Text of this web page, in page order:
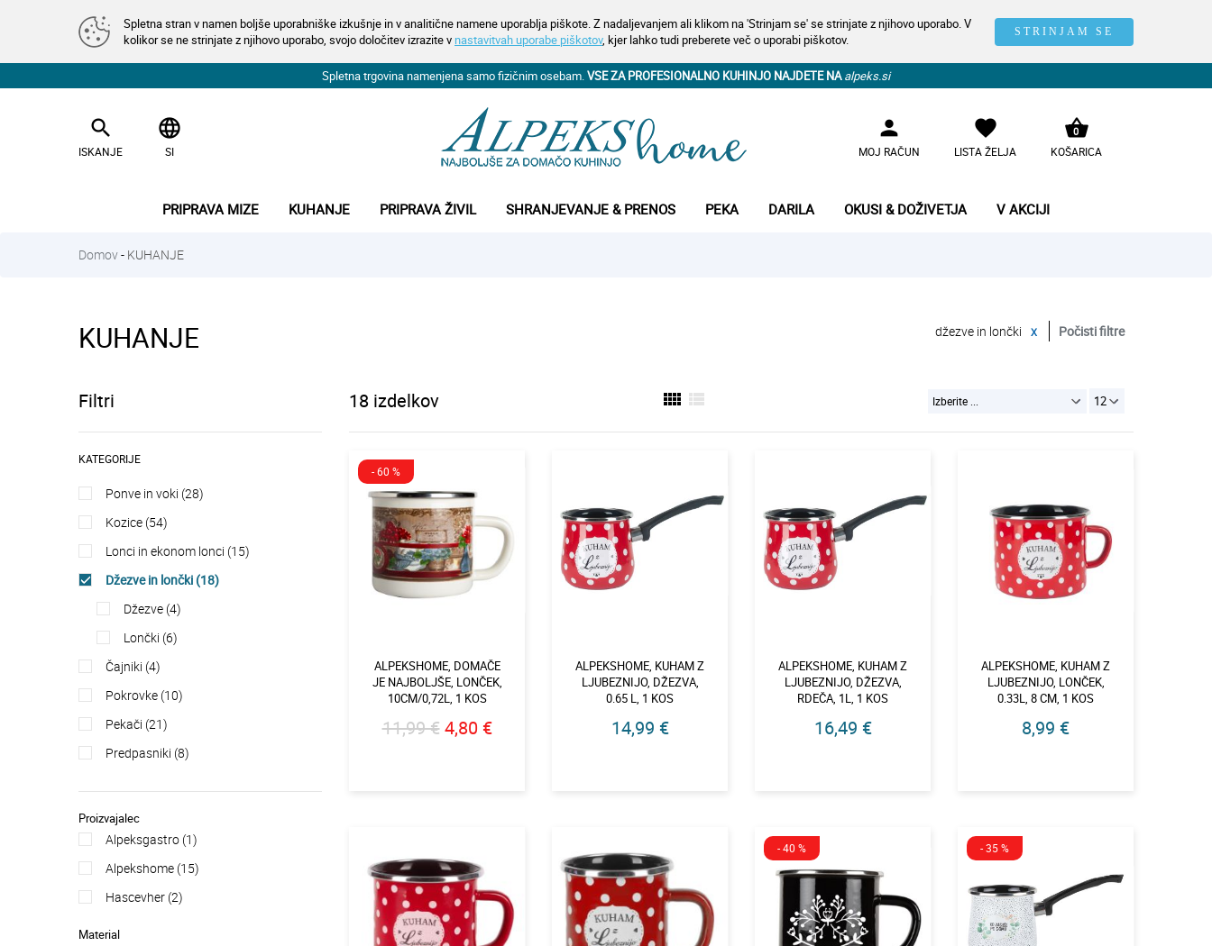
Spletna stran v namen boljše uporabniške izkušnje in v analitične namene uporablja piškote. Z nadaljevanjem ali klikom na 'Strinjam se' se strinjate z njihovo uporabo. V
kolikor se ne strinjate z njihovo uporabo, svojo določitev izrazite v nastavitvah uporabe piškotov, kjer lahko tudi preberete več o uporabi piškotov. STRINJAM SE
Spletna trgovina namenjena samo fizičnim osebam.VSE ZA PROFESIONALNO KUHINJO NAJDETE NA alpeks.si
search
ISKANJE
language
SI
person
MOJ RAČUN
favorite
LISTA ŽELJA
shopping_basket
KOŠARICA
0
PRIPRAVA MIZE KUHANJE PRIPRAVA ŽIVIL SHRANJEVANJE & PRENOS PEKA DARILA OKUSI & DOŽIVETJA V AKCIJI
Domov- KUHANJE
KUHANJE džezve in lončki x Počisti filtre
Filtri 18 izdelkov view_comfy view_list
KATEGORIJE
ponve in voki (28)
kozice (54)
lonci in ekonom lonci (15)
džezve in lončki (18)
džezve (4)
lončki (6)
čajniki (4)
pokrovke (10)
pekači (21)
predpasniki (8)
Proizvajalec
alpeksgastro (1)
alpekshome (15)
hascevher (2)
Material
- 60 %
ALPEKSHOME, DOMAČE
JE NAJBOLJŠE, LONČEK,
10CM/0,72L, 1 KOS
11,99 € 4,80 €
ALPEKSHOME, KUHAM Z
LJUBEZNIJO, DŽEZVA,
0.65 L, 1 KOS
14,99 €
ALPEKSHOME, KUHAM Z
LJUBEZNIJO, DŽEZVA,
RDEČA, 1L, 1 KOS
16,49 €
ALPEKSHOME, KUHAM Z
LJUBEZNIJO, LONČEK,
0.33L, 8 CM, 1 KOS
8,99 €
- 40 % - 35 %